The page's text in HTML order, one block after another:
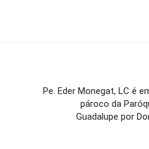
Pe. Eder Monegat, LC é
pároco da
Guadalupe por